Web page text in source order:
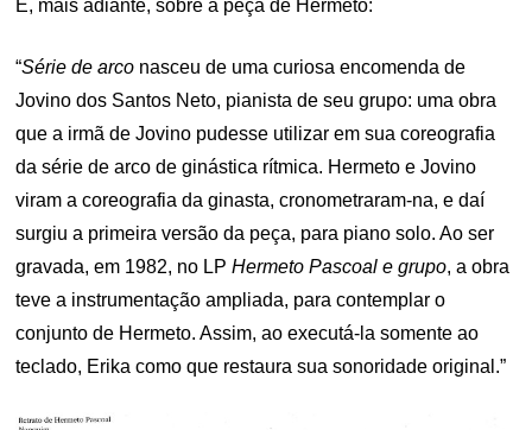
E, mais adiante, sobre a peça de Hermeto:
“Série de arco nasceu de uma curiosa encomenda de
Jovino dos Santos Neto, pianista de seu grupo: uma obra
que a irmã de Jovino pudesse utilizar em sua coreografia
da série de arco de ginástica rítmica. Hermeto e Jovino
viram a coreografia da ginasta, cronometraram-na, e daí
surgiu a primeira versão da peça, para piano solo. Ao ser
gravada, em 1982, no LPHermeto Pascoal e grupo, a obra
teve a instrumentação ampliada, para contemplar o
conjunto de Hermeto. Assim, ao executá-la somente ao
teclado, Erika como que restaura sua sonoridade original.”